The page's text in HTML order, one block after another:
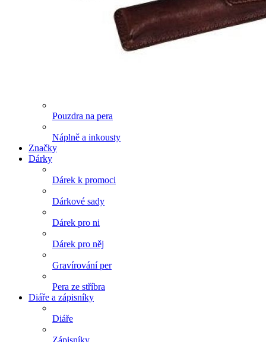
Pouzdra na pera
Náplně a inkousty
Značky
Dárky
Dárek k promoci
Dárkové sady
Dárek pro ni
Dárek pro něj
Gravírování per
Pera ze stříbra
Diáře a zápisníky
Diáře
Zápisníky